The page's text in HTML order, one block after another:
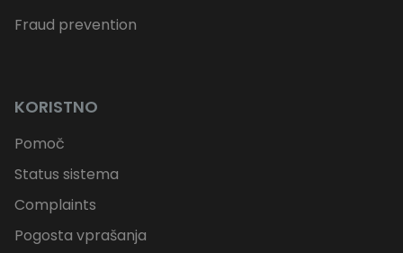
Fraud prevention
KORISTNO
Pomoč
Status sistema
Complaints
Pogosta vprašanja